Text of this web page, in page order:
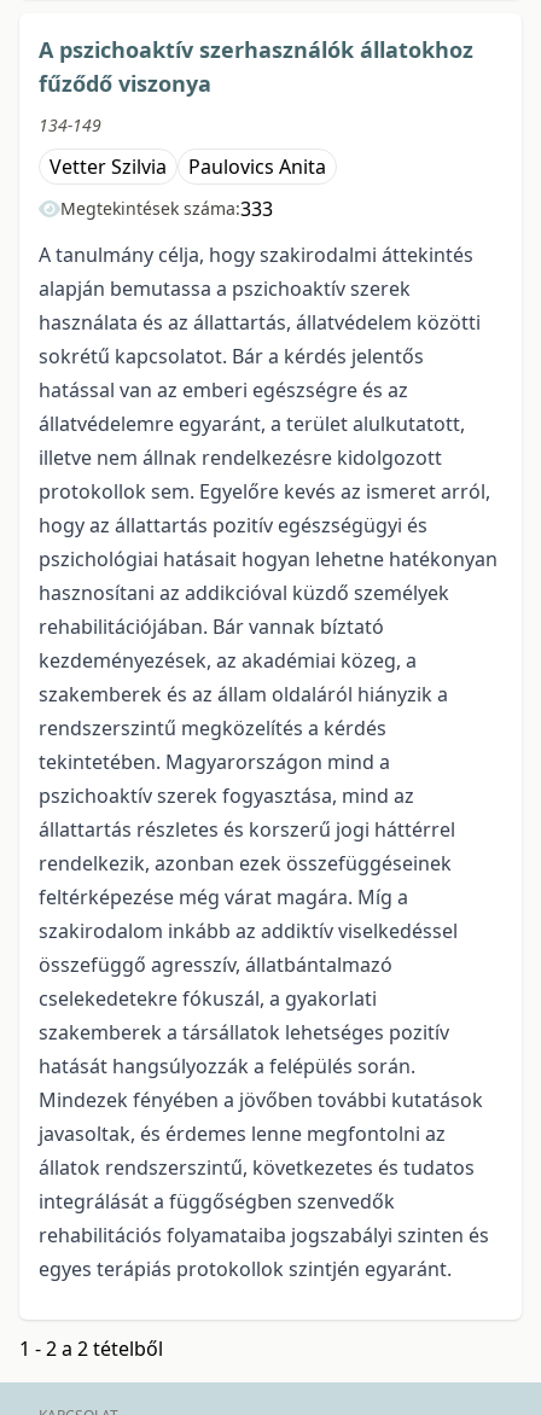
A pszichoaktív szerhasználók állatokhoz
fűződő viszonya
134-149
Vetter Szilvia Paulovics Anita
Megtekintések száma:333
A tanulmány célja, hogy szakirodalmi áttekintés
alapján bemutassa a pszichoaktív szerek
használata és az állattartás, állatvédelem közötti
sokrétű kapcsolatot. Bár a kérdés jelentős
hatással van az emberi egészségre és az
állatvédelemre egyaránt, a terület alulkutatott,
illetve nem állnak rendelkezésre kidolgozott
protokollok sem. Egyelőre kevés az ismeret arról,
hogy az állattartás pozitív egészségügyi és
pszichológiai hatásait hogyan lehetne hatékonyan
hasznosítani az addikcióval küzdő személyek
rehabilitációjában. Bár vannak bíztató
kezdeményezések, az akadémiai közeg, a
szakemberek és az állam oldaláról hiányzik a
rendszerszintű megközelítés a kérdés
tekintetében. Magyarországon mind a
pszichoaktív szerek fogyasztása, mind az
állattartás részletes és korszerű jogi háttérrel
rendelkezik, azonban ezek összefüggéseinek
feltérképezése még várat magára. Míg a
szakirodalom inkább az addiktív viselkedéssel
összefüggő agresszív, állatbántalmazó
cselekedetekre fókuszál, a gyakorlati
szakemberek a társállatok lehetséges pozitív
hatását hangsúlyozzák a felépülés során.
Mindezek fényében a jövőben további kutatások
javasoltak, és érdemes lenne megfontolni az
állatok rendszerszintű, következetes és tudatos
integrálását a függőségben szenvedők
rehabilitációs folyamataiba jogszabályi szinten és
egyes terápiás protokollok szintjén egyaránt.
1 - 2 a 2 tételből